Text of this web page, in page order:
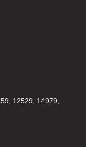
12529, 14979,